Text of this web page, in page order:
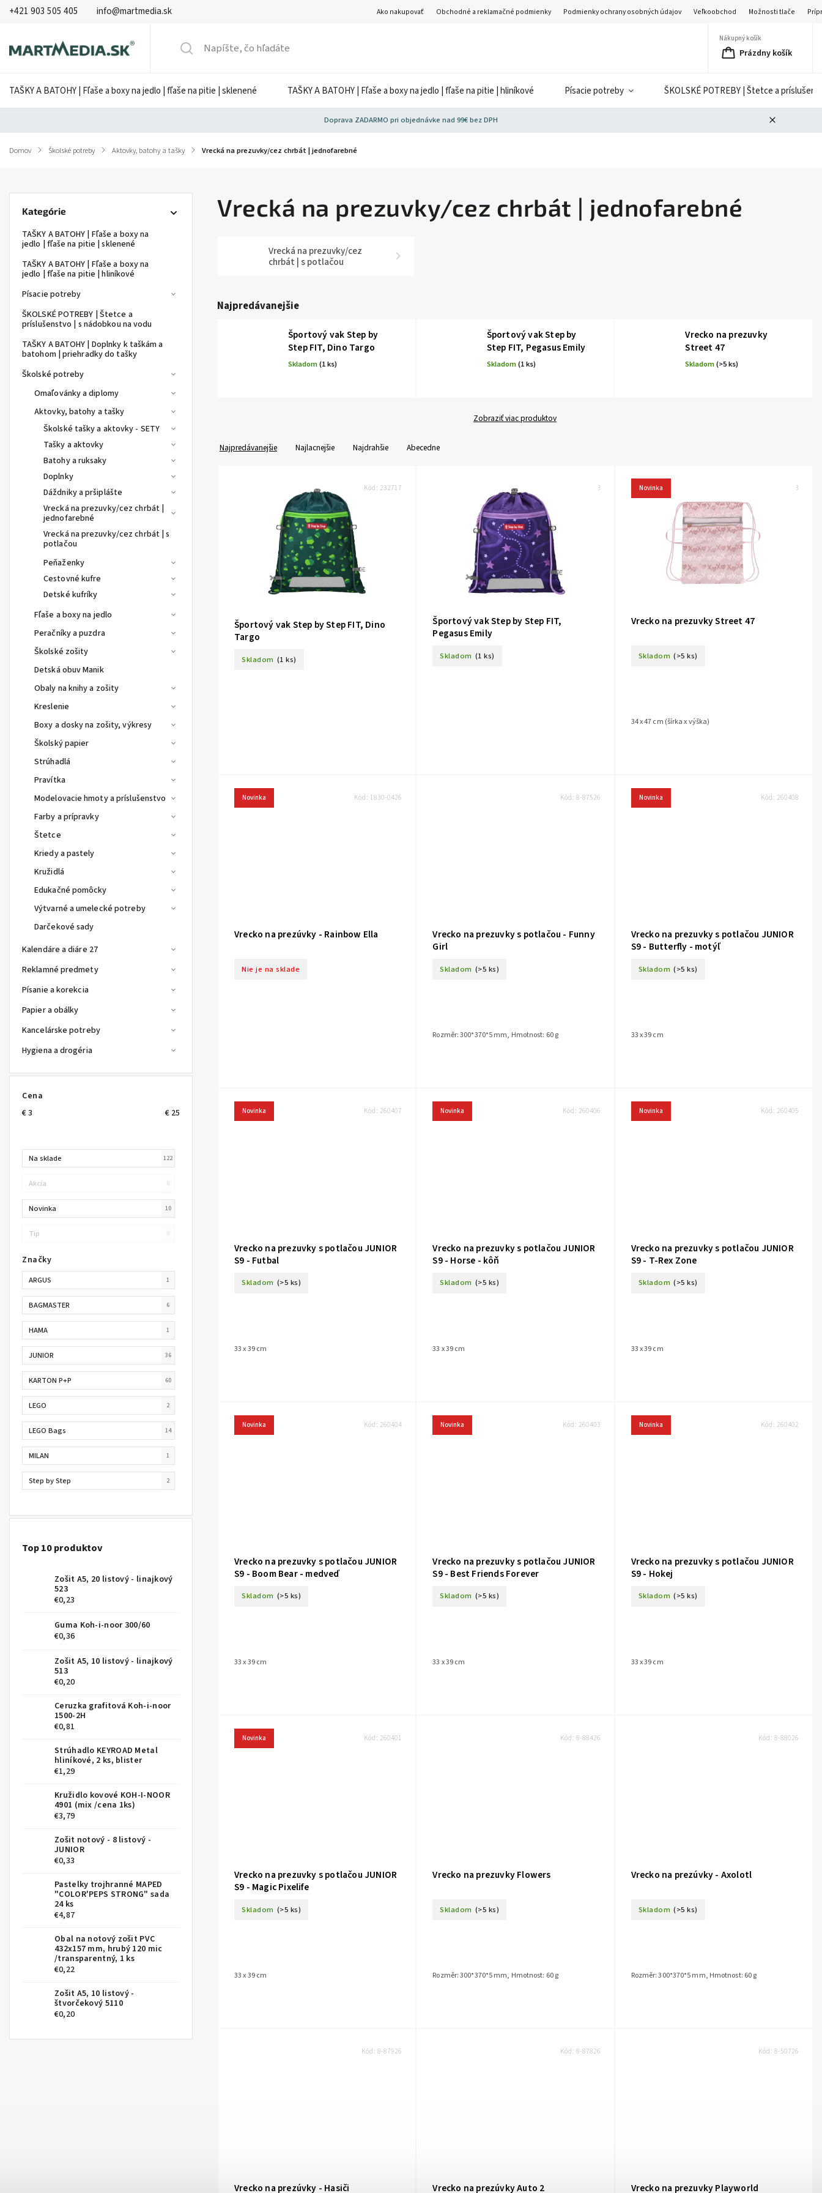
+421 903 505 405 info@martmedia.sk Ako nakupovať Obchodné a reklamačné podmienky Podmienky ochrany osobných údajov Veľkoobchod Možnosti tlače
Nákupný košík
Prázdny košík
TAŠKY A BATOHY | Fľaše a boxy na jedlo | fľaše na pitie | sklenené TAŠKY A BATOHY | Fľaše a boxy na jedlo | fľaše na pitie | hliníkové Písacie potreby ŠKOLSKÉ POTREBY | Štetce a
Doprava ZADARMO pri objednávke nad 99€ bez DPH
Domov / Školské potreby / Aktovky, batohy a tašky / Vrecká na prezuvky/cez chrbát | jednofarebné
Kategórie
TAŠKY A BATOHY | Fľaše a boxy na
jedlo | fľaše na pitie | sklenené
TAŠKY A BATOHY | Fľaše a boxy na
jedlo | fľaše na pitie | hliníkové
Písacie potreby
ŠKOLSKÉ POTREBY | Štetce a
príslušenstvo | s nádobkou na vodu
TAŠKY A BATOHY | Doplnky k taškám a
batohom | priehradky do tašky
Školské potreby
Omaľovánky a diplomy
Aktovky, batohy a tašky
Školské tašky a aktovky - SETY
Tašky a aktovky
Batohy a ruksaky
Doplnky
Dáždniky a pršiplášte
Vrecká na prezuvky/cez chrbát |
jednofarebné
Vrecká na prezuvky/cez chrbát | s
potlačou
Peňaženky
Cestovné kufre
Detské kufríky
Fľaše a boxy na jedlo
Peračníky a puzdra
Školské zošity
Detská obuv Manik
Obaly na knihy a zošity
Kreslenie
Boxy a dosky na zošity, výkresy
Školský papier
Strúhadlá
Pravítka
Modelovacie hmoty a príslušenstvo
Farby a prípravky
Štetce
Kriedy a pastely
Kružidlá
Edukačné pomôcky
Výtvarné a umelecké potreby
Darčekové sady
Kalendáre a diáre 27
Reklamné predmety
Písanie a korekcia
Papier a obálky
Kancelárske potreby
Hygiena a drogéria
Cena
€3 € 25
Na sklade 122
Akcia 0
Novinka 10
Tip 0
Značky
ARGUS 1
BAGMASTER 6
HAMA 1
JUNIOR 36
KARTON P+P 60
LEGO 2
LEGO Bags 14
MILAN 1
Step by Step 2
Top 10 produktov
Zošit A5, 20 listový - linajkový
523
€0,23
Guma Koh-i-noor 300/60
€0,36
Zošit A5, 10 listový - linajkový
513
€0,20
Ceruzka grafitová Koh-i-noor
1500-2H
€0,81
Strúhadlo KEYROAD Metal
hliníkové, 2 ks, blister
€1,29
Kružidlo kovové KOH-I-NOOR
4901 (mix /cena 1ks)
€3,79
Zošit notový - 8 listový -
JUNIOR
€0,33
Pastelky trojhranné MAPED
"COLOR'PEPS STRONG" sada
24 ks
€4,87
Obal na notový zošit PVC
432x157 mm, hrubý 120 mic
/transparentný, 1 ks
€0,22
Zošit A5, 10 listový -
štvorčekový 5110
€0,20
Vrecká na prezuvky/cez chrbát | jednofarebné
Vrecká na prezuvky/cez
chrbát | s potlačou
Najpredávanejšie
Športový vak Step by
Step FIT, Dino Targo
Skladom(1 ks)
Športový vak Step by
Step FIT, Pegasus Emily
Skladom(1 ks)
Vrecko na prezuvky
Street 47
Skladom(>5 ks)
Zobraziť viac produktov
Najpredávanejšie Najlacnejšie Najdrahšie Abecedne
Športový vak Step by Step FIT, Dino
Targo
Skladom (1 ks)
Kód: 232717
Športový vak Step by Step FIT,
Pegasus Emily
Skladom (1 ks)
232723 Novinka
Vrecko na prezuvky Street 47
Skladom (>5 ks)
34 x 47 cm (šírka x výška)
TTS410833
Novinka
Vrecko na prezúvky - Rainbow Ella
Nie je na sklade
Kód: 1830-0426
Vrecko na prezuvky s potlačou - Funny
Girl
Skladom (>5 ks)
Rozměr: 300*370*5 mm, Hmotnost: 60 g
Kód: 8-87526 Novinka
Vrecko na prezuvky s potlačou JUNIOR
S9 - Butterfly - motýľ
Skladom (>5 ks)
33 x 39 cm
Kód: 260408
Novinka
Vrecko na prezuvky s potlačou JUNIOR
S9 - Futbal
Skladom (>5 ks)
33 x 39 cm
Kód: 260407 Novinka
Vrecko na prezuvky s potlačou JUNIOR
S9 - Horse - kôň
Skladom (>5 ks)
33 x 39 cm
Kód: 260406 Novinka
Vrecko na prezuvky s potlačou JUNIOR
S9 - T-Rex Zone
Skladom (>5 ks)
33 x 39 cm
Kód: 260405
Novinka
Vrecko na prezuvky s potlačou JUNIOR
S9 - Boom Bear - medveď
Skladom (>5 ks)
33 x 39 cm
Kód: 260404 Novinka
Vrecko na prezuvky s potlačou JUNIOR
S9 - Best Friends Forever
Skladom (>5 ks)
33 x 39 cm
Kód: 260403 Novinka
Vrecko na prezuvky s potlačou JUNIOR
S9 - Hokej
Skladom (>5 ks)
33 x 39 cm
Kód: 260402
Novinka
Vrecko na prezuvky s potlačou JUNIOR
S9 - Magic Pixelife
Skladom (>5 ks)
33 x 39 cm
Kód: 260401
Vrecko na prezuvky Flowers
Skladom (>5 ks)
Rozměr: 300*370*5 mm, Hmotnost: 60 g
Kód: 8-88426
Vrecko na prezúvky - Axolotl
Skladom (>5 ks)
Rozměr: 300*370*5 mm, Hmotnost: 60 g
Kód: 8-88026
Vrecko na prezúvky - Hasiči
Kód:8-87926
Vrecko na prezúvky Auto 2
Kód: 8-87826
Vrecko na prezuvky Playworld
Kód: 8-50726